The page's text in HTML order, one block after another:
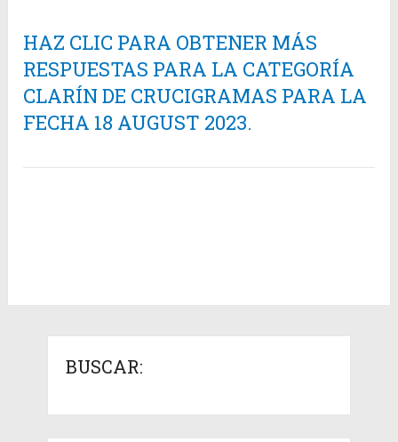
HAZ CLIC PARA OBTENER MÁS
RESPUESTAS PARA LA CATEGORÍA
CLARÍN DE CRUCIGRAMAS PARA LA
FECHA 18 AUGUST 2023.
BUSCAR: